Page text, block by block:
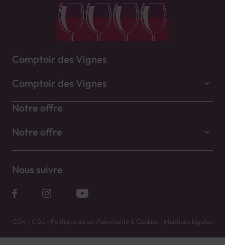
Comptoir des Vignes
Comptoir des Vignes
Notre offre
Notre offre
Nous suivre
CGV | CGU | Politique de confidentialité & Cookies | Mentions légales